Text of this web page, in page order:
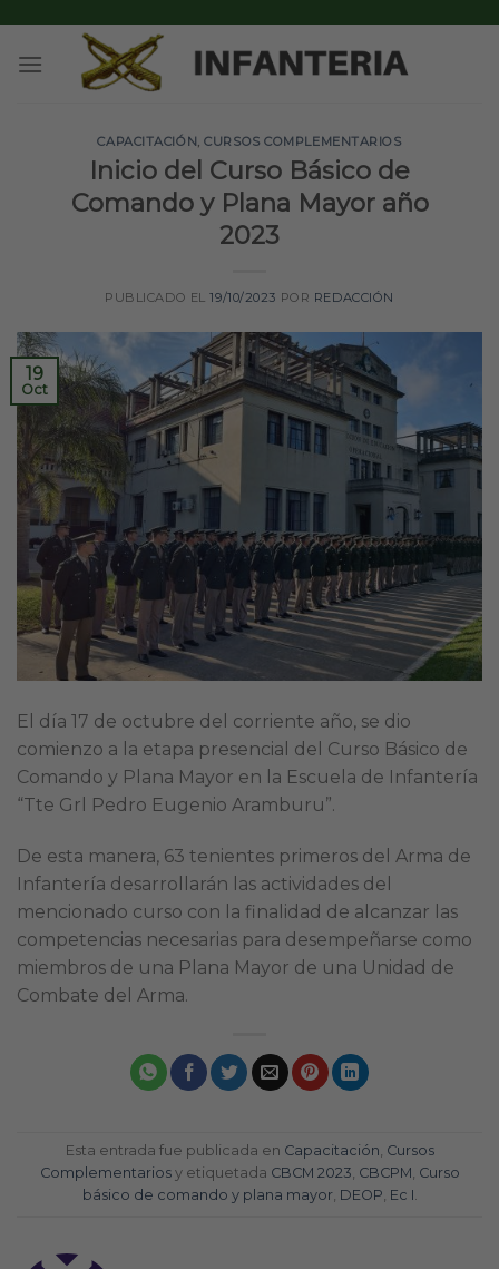
content
CAPACITACIÓN,CURSOS COMPLEMENTARIOS
Inicio del Curso Básico de
Comando y Plana Mayor año
2023
PUBLICADO EL19/10/2023 POR REDACCIÓN
19
Oct
El día 17 de octubre del corriente año, se dio
comienzo a la etapa presencial del Curso Básico de
Comando y Plana Mayor en la Escuela de Infantería
“Tte Grl Pedro Eugenio Aramburu”.
De esta manera, 63 tenientes primeros del Arma de
Infantería desarrollarán las actividades del
mencionado curso con la finalidad de alcanzar las
competencias necesarias para desempeñarse como
miembros de una Plana Mayor de una Unidad de
Combate del Arma.
Esta entrada fue publicada en Capacitación, Cursos
Complementariosy etiquetada CBCM 2023, CBCPM, Curso
básico de comando y plana mayor, DEOP, Ec I.